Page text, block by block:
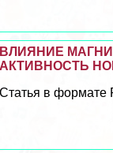
ВЛИЯНИЕ
АКТИВНОСТЬ
Статья в формате